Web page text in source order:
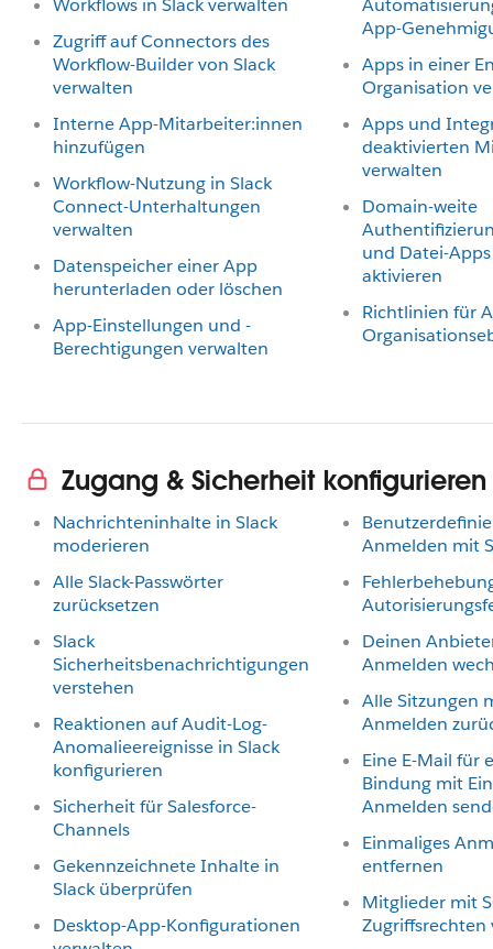
Workflows in Slack verwalten
Zugriff auf Connectors des
Workflow-Builder von Slack
verwalten
Interne App-Mitarbeiter:innen
hinzufügen
Workflow-Nutzung in Slack
Connect-Unterhaltungen
verwalten
Datenspeicher einer App
herunterladen oder löschen
App-Einstellungen und -
Berechtigungen verwalten
App-
Apps in einer
Organisation
Apps und
deaktivierten
verwalten
Domain-weite
und Datei-
aktivieren
Richtlinien für
Zugang & Sicherheit konfigurieren
Nachrichteninhalte in Slack
moderieren
Alle Slack-Passwörter
zurücksetzen
Slack
Sicherheitsbenachrichtigungen
verstehen
Reaktionen auf Audit-Log-
Anomalieereignisse in Slack
konfigurieren
Sicherheit für Salesforce-
Channels
Gekennzeichnete Inhalte in
Slack überprüfen
Desktop-App-Konfigurationen
Anmelden mit
Deinen
Anmelden
Alle Sitzungen
Anmelden
Eine E-Mail für
Bindung mit
Anmelden
Einmaliges
entfernen
Mitglieder mit
Zugriffsrechten